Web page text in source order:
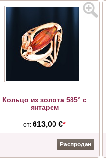
Кольцо из золота 585° с
янтарем
от:613,00 €*
Распродан